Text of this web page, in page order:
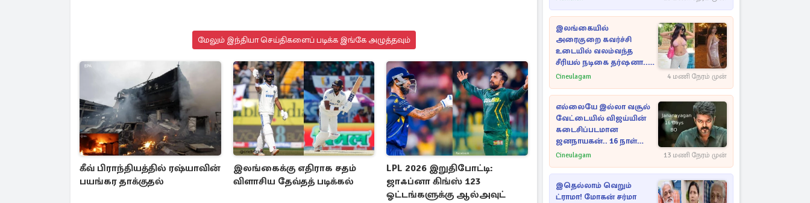
மேலும் இந்தியா செய்திகளைப் படிக்க இங்கே அழுத்தவும்
கீவ் பிராந்தியத்தில் ரஷ்யாவின்
பயங்கர தாக்குதல்
இலங்கைக்கு எதிராக சதம்
விளாசிய தேவ்தத் படிக்கல்
LPL 2026 இறுதிபோட்டி:
ஜாஃப்னா கிங்ஸ் 123
ஓட்டங்களுக்கு ஆல்அவுட்
இலங்கையில்
அரைகுறை கவர்ச்சி
உடையில் வலம்வந்த
சீரியல் நடிகை தர்ஷனா...
அவரே வெளியிட்ட
Cineulagam 4 மணி நேரம் முன்
எல்லையே இல்லா வசூல்
வேட்டையில் விஜய்யின்
கடைசிப்படமான
ஜனநாயகன்.. 16 நாள்
பாக்ஸ் ஆபிஸ்
Cineulagam 13 மணி நேரம் முன்
இதெல்லாம் வெறும்
ட்ராமா! மோகன் சர்மா